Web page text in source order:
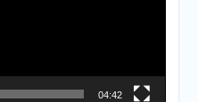
04:42